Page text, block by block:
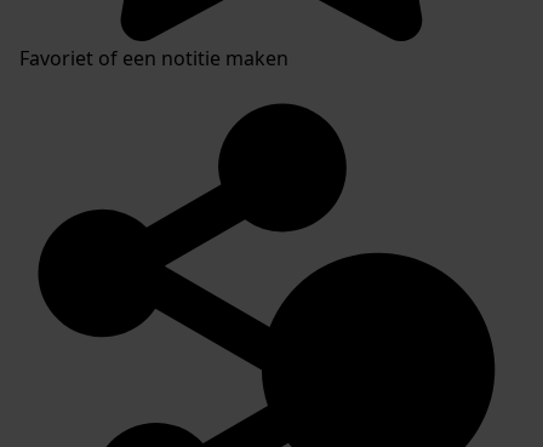
Favoriet of een notitie maken